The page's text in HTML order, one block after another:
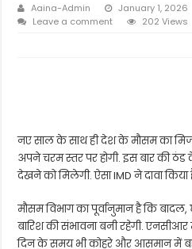
Aaina-Admin January 1, 2026
Leave a comment
202 Views
नए साल के साथ ही देश के मौसम का
अपने चरम स्तर पर होगी. इस बार की ठंड
देखने को मिलेगी. ऐसा IMD ने दावा किया
मौसम विभाग का पूर्वानुमान है कि
बारिश की संभावना बनी रहेगी.
दिन के समय भी कोहरे और आसमान में